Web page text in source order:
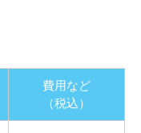
費用など
（税込）